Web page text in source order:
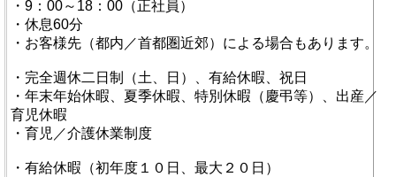
・9：00～18：00（正社員）
・休息60分
・お客様先（都内／首都圏近郊）による場合もあります。
・完全週休二日制（土、日）、有給休暇、祝日
・年末年始休暇、夏季休暇、特別休暇（慶弔等）、出産／
育児休暇
・育児／介護休業制度
・有給休暇（初年度１０日、最大２０日）